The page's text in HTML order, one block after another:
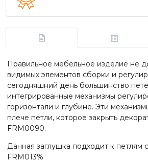
Правильное мебельное изделие не
видимых элементов сборки и
сегодняшний день большинство
интегрированные механизмы
горизонтали и глубине. Эти
плече петли, которое закрыть
FRM0090.
Данная заглушка подходит к петлям
FRM013%